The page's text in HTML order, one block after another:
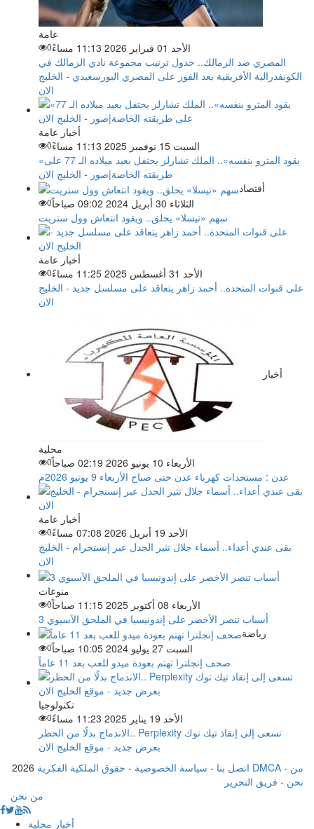
عامة
الأحد 01 فبراير 2026 11:13 مساءً
0
المصري ضد الزمالك.. جدول ترتيب مجموعة نادي الزمالك في
الكونفدرالية الأفريقية بعد الفوز على المصري البورسعيدي - الخليج
الان
أخبار عامة
السبت 15 نوفمبر 2025 11:13 مساءً
0
«يقود المترو بنفسه».. ​​​​​الملك تشارلز يحتفل بعيد ميلاده الـ 77 على
طريقته الخاصة|صور - الخليج الان
أقتصاد
الثلاثاء 30 أبريل 2024 09:02 صباحاً
0
سهم «تيسلا» يحلق.. ويقود انتعاش وول ستريت
أخبار عامة
الأحد 31 أغسطس 2025 11:25 مساءً
0
على قنوات المتحدة.. أحمد زاهر يتعاقد على مسلسل جديد - الخليج
الان
أخبار
محلية
الأربعاء 10 يونيو 2026 02:19 صباحاً
0
عدن : مستجدات كهرباء عدن حتى صباح الأربعاء 9 يونيو 2026م
أخبار عامة
الأحد 19 أبريل 2026 07:08 مساءً
0
بقى عندي أعداء.. أسماء جلال تثير الجدل عبر إنستجرام - الخليج
الان
منوعات
الأربعاء 08 أكتوبر 2025 11:15 صباحاً
0
3 أسباب تنصر الأخضر على إندونيسيا في الملحق الآسيوي
رياضة
السبت 27 يوليو 2024 10:05 صباحاً
0
صحف إنجلترا تهتم بعودة ميدو للعب بعد 11 عاماً
تكنولوجيا
الأحد 19 يناير 2025 11:23 مساءً
0
الاندماج بدلًا من الحظر.. Perplexity تسعى إلى إنقاذ تيك توك
بعرض جديد - موقع الخليج الان
2026
اتصل بنا - سياسة الخصوصية - حقوق الملكية الفكرية DMCA - من
نحن - فريق التحرير
من نحن
أخبار محلية